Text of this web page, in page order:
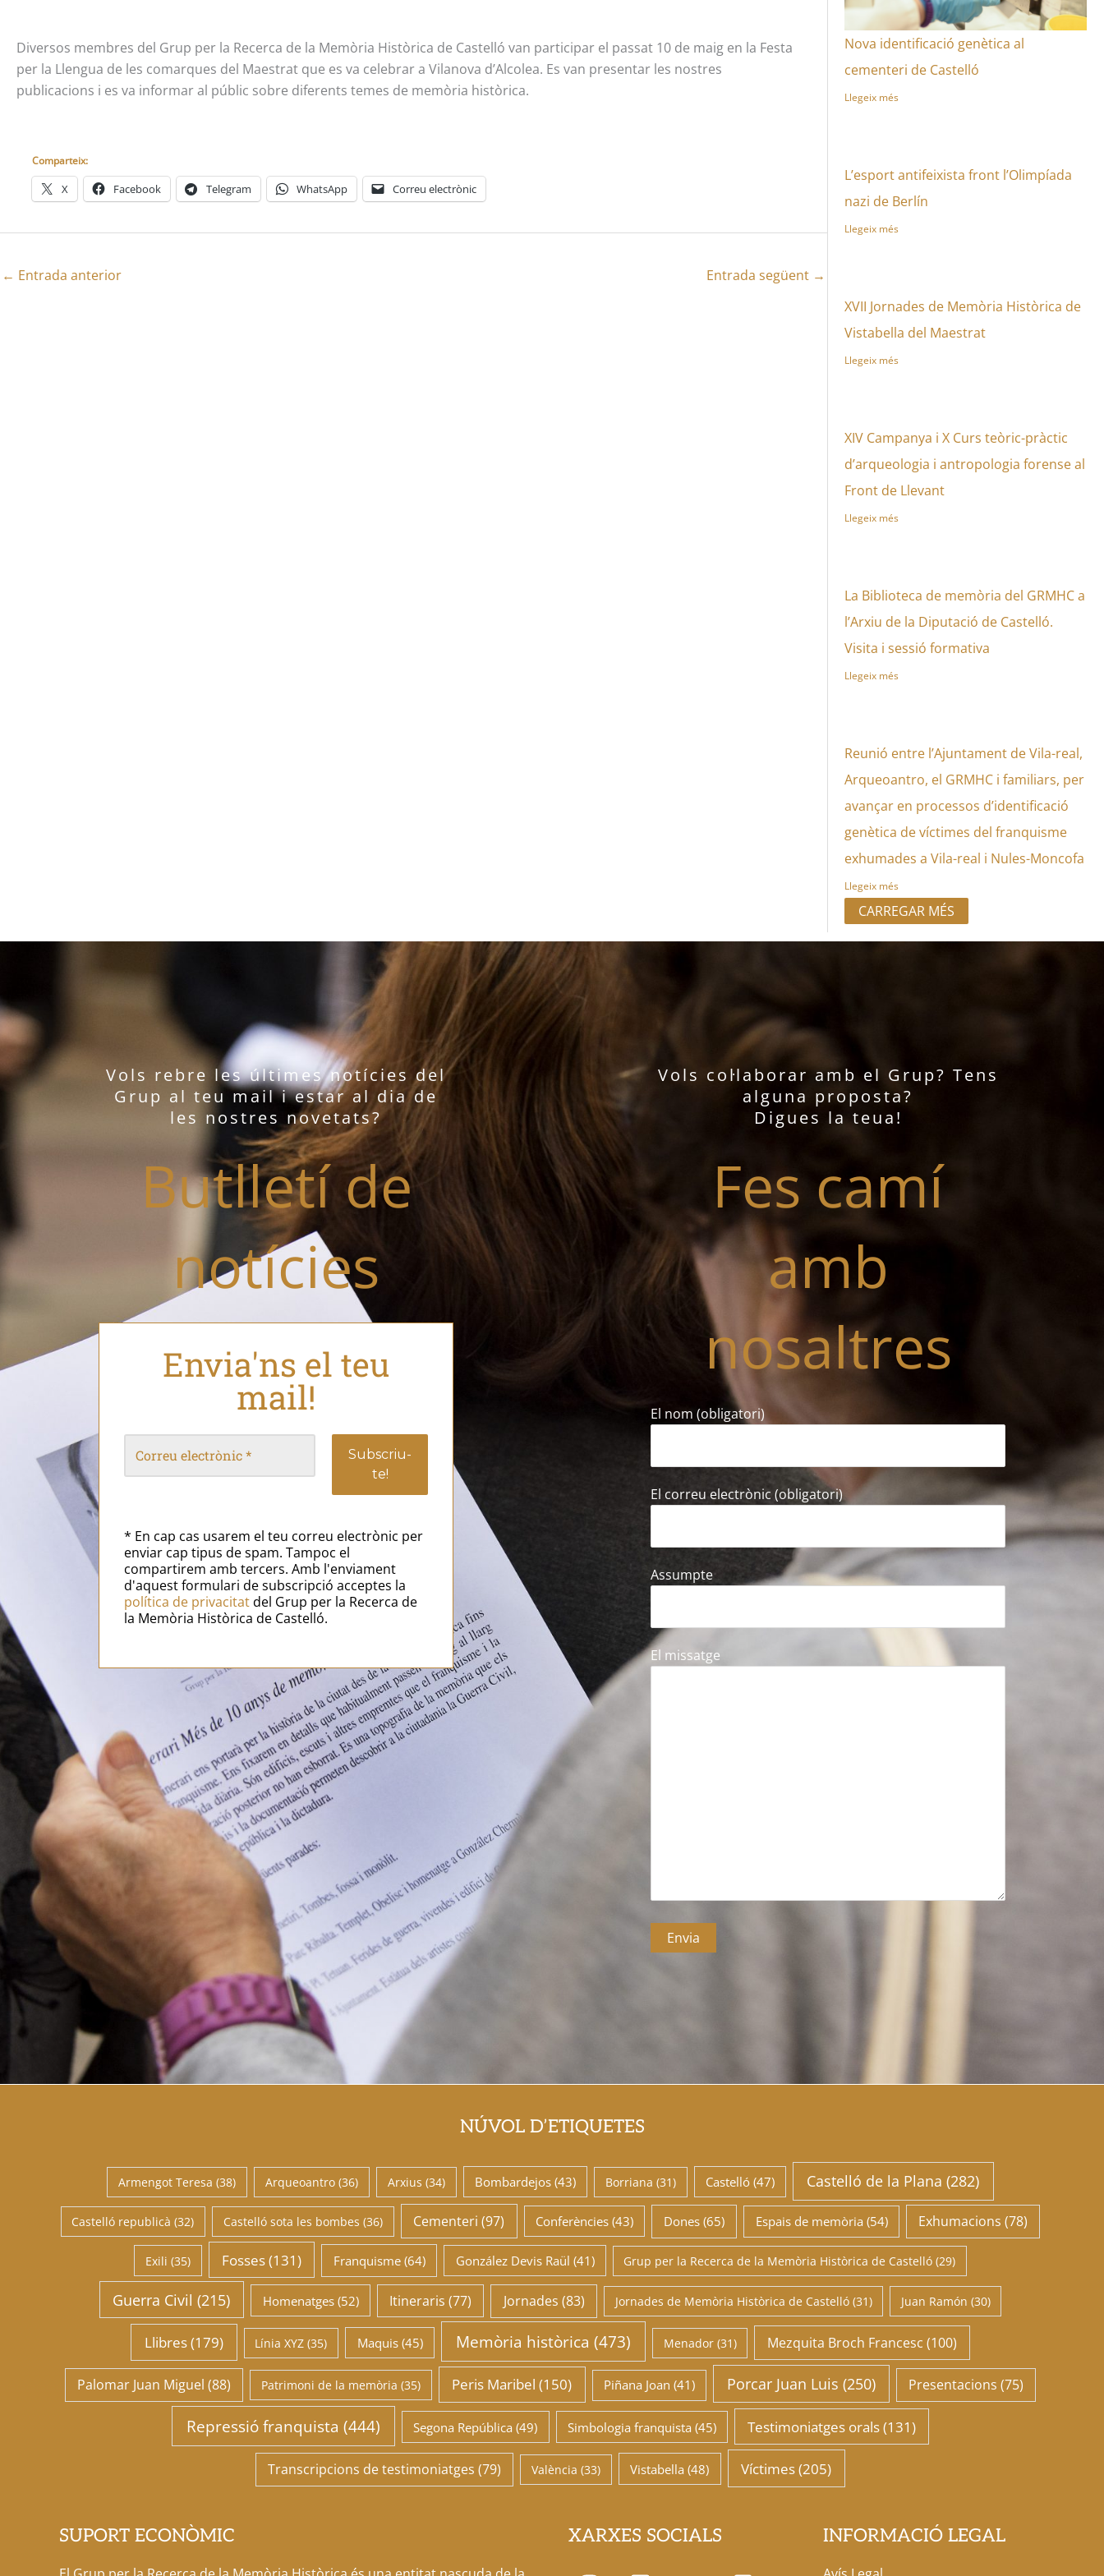
Diversos membres del Grup per la Recerca de la Memòria Històrica de Castelló van participar el passat 10 de maig en la Festa
per la Llengua de les comarques del Maestrat que es va celebrar a Vilanova d’Alcolea. Es van presentar les nostres
publicacions i es va informar al públic sobre diferents temes de memòria històrica.
Comparteix:
X Facebook Telegram WhatsApp Correu electrònic
← Entrada anterior Entrada següent →
Nova identificació genètica al
cementeri de Castelló
Llegeix més
L’esport antifeixista front l’Olimpíada
nazi de Berlín
Llegeix més
XVII Jornades de Memòria Històrica de
Vistabella del Maestrat
Llegeix més
XIV Campanya i X Curs teòric-pràctic
d’arqueologia i antropologia forense al
Front de Llevant
Llegeix més
La Biblioteca de memòria del GRMHC a
l’Arxiu de la Diputació de Castelló.
Visita i sessió formativa
Llegeix més
Reunió entre l’Ajuntament de Vila-real,
Arqueoantro, el GRMHC i familiars, per
avançar en processos d’identificació
genètica de víctimes del franquisme
exhumades a Vila-real i Nules-Moncofa
Llegeix més
CARREGAR MÉS
Vols rebre les últimes notícies del
Grup al teu mail i estar al dia de
les nostres novetats?
Butlletí de
notícies
Envia'ns el teu
mail!
* En cap cas usarem el teu correu electrònic per
enviar cap tipus de spam. Tampoc el
compartirem amb tercers. Amb l'enviament
d'aquest formulari de subscripció acceptes la
política de privacitatdel Grup per la Recerca de
la Memòria Històrica de Castelló.
Vols col·laborar amb el Grup? Tens
alguna proposta?
Digues la teua!
Fes camí
amb
nosaltres
El nom (obligatori)
El correu electrònic (obligatori)
Assumpte
El missatge
NÚVOL D’ETIQUETES
Armengot Teresa (38) Arqueoantro (36) Arxius (34) Bombardejos(43) Borriana (31) Castelló(47) Castelló de la Plana (282)
Castelló republicà (32) Castelló sota les bombes (36) Cementeri (97) Conferències (43) Dones(65) Espais de memòria (54) Exhumacions (78)
Exili (35) Fosses(131) Franquisme(64) González Devis Raül (41) Grup per la Recerca de la Memòria Històrica de Castelló (29)
Guerra Civil (215) Homenatges(52) Itineraris (77) Jornades (83) Jornades de Memòria Històrica de Castelló(31) Juan Ramón (30)
Llibres(179) Línia XYZ (35) Maquis(45) Memòria històrica (473) Menador(31) Mezquita Broch Francesc (100)
Palomar Juan Miguel (88) Patrimoni de la memòria (35) Peris Maribel (150) Piñana Joan (41) Porcar Juan Luis (250) Presentacions (75)
Repressió franquista (444) Segona República (49) Simbologia franquista (45) Testimoniatges orals(131)
Transcripcions de testimoniatges (79) València (33) Vistabella (48) Víctimes(205)
SUPORT ECONÒMIC XARXES SOCIALS INFORMACIÓ LEGAL